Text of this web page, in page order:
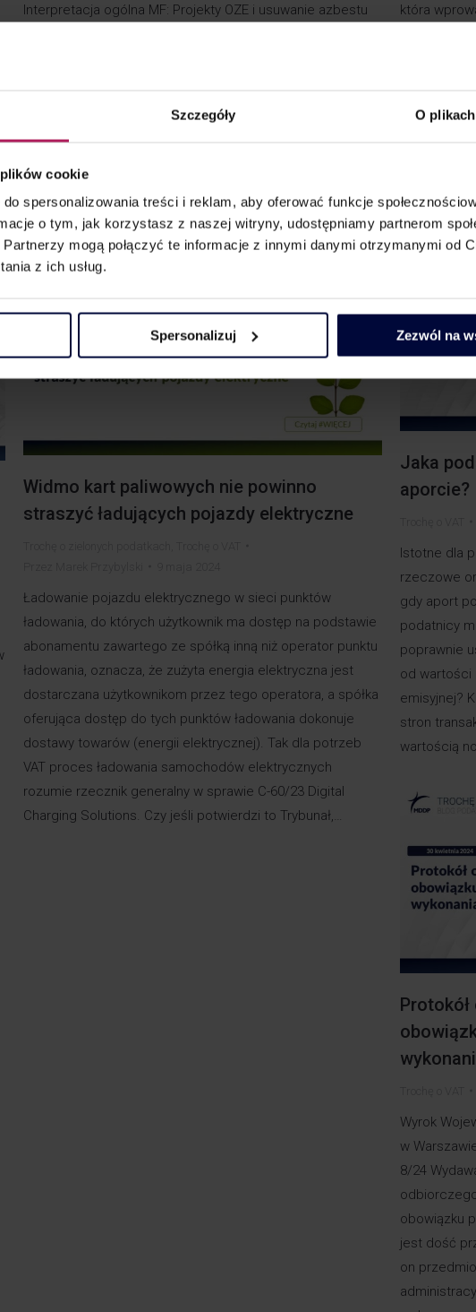
Szczegóły O
cookie
spersonalizowania treści i reklam, aby oferować funkcje
o tym, jak korzystasz z naszej witryny, udostępniamy partnerom
mogą połączyć te informacje z innymi danymi otrzymanymi od
z ich usług.
Spersonalizuj Zezwól na
która
i
z agresją
za
z
grożących
Europejska
Interpretacja ogólna MF: Projekty OZE i usuwanie azbestu
polegających na montażu systemu OZE oraz usuwaniu
Finansów wydał w tym zakresie interpretację ogólną (sygn.
PT1.8101.1.2023). Co istotne, podejście zaprezentowane
w interpretacji ogólnej…
Jaka
aporcie?
Istotne dla
rzeczowe
gdy aport
podatnicy
poprawnie
od wartości
emisyjnej?
stron
wartością
Widmo kart paliwowych nie powinno
straszyć ładujących pojazdy elektryczne
Ładowanie pojazdu elektrycznego w sieci punktów
ładowania, do których użytkownik ma dostęp na podstawie
abonamentu zawartego ze spółką inną niż operator punktu
ładowania, oznacza, że zużyta energia elektryczna jest
dostarczana użytkownikom przez tego operatora, a spółka
oferująca dostęp do tych punktów ładowania dokonuje
dostawy towarów (energii elektrycznej). Tak dla potrzeb
VAT proces ładowania samochodów elektrycznych
rozumie rzecznik generalny w sprawie C-60/23 Digital
Charging Solutions. Czy jeśli potwierdzi to Trybunał,…
Wyrok
w
8/24
obowiązku
jest dość
on